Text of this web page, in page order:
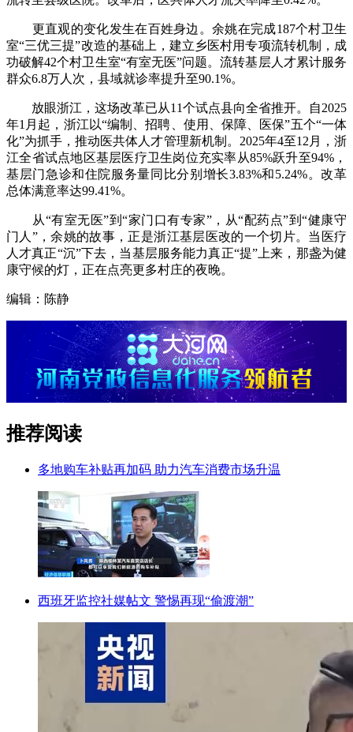
更直观的变化发生在百姓身边。余姚在完成187个村卫生
室“三优三提”改造的基础上，建立乡医村用专项流转机制，成
功破解42个村卫生室“有室无医”问题。流转基层人才累计服务
群众6.8万人次，县域就诊率提升至90.1%。
放眼浙江，这场改革已从11个试点县向全省推开。自2025
年1月起，浙江以“编制、招聘、使用、保障、医保”五个“一体
化”为抓手，推动医共体人才管理新机制。2025年4至12月，浙
江全省试点地区基层医疗卫生岗位充实率从85%跃升至94%，
基层门急诊和住院服务量同比分别增长3.83%和5.24%。改革
总体满意率达99.41%。
从“有室无医”到“家门口有专家”，从“配药点”到“健康守
门人”，余姚的故事，正是浙江基层医改的一个切片。当医疗
人才真正“沉”下去，当基层服务能力真正“提”上来，那盏为健
康守候的灯，正在点亮更多村庄的夜晚。
编辑：陈静
推荐阅读
多地购车补贴再加码 助力汽车消费市场升温
西班牙监控社媒帖文 警惕再现“偷渡潮”